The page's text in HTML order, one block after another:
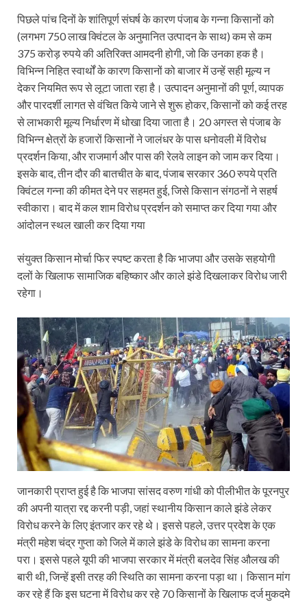
पिछले पांच दिनों के शांतिपूर्ण संघर्ष के कारण पंजाब के गन्ना किसानों को
(लगभग 750 लाख क्विंटल के अनुमानित उत्पादन के साथ) कम से कम
375 करोड़ रुपये की अतिरिक्त आमदनी होगी, जो कि उनका हक है।
विभिन्न निहित स्वार्थों के कारण किसानों को बाजार में उन्हें सही मूल्य न
देकर नियमित रूप से लूटा जाता रहा है। उत्पादन अनुमानों की पूर्ण, व्यापक
और पारदर्शी लागत से वंचित किये जाने से शुरू होकर, किसानों को कई तरह
से लाभकारी मूल्य निर्धारण में धोखा दिया जाता है। 20 अगस्त से पंजाब के
विभिन्न क्षेत्रों के हजारों किसानों ने जालंधर के पास धनोवली में विरोध
प्रदर्शन किया, और राजमार्ग और पास की रेलवे लाइन को जाम कर दिया।
इसके बाद, तीन दौर की बातचीत के बाद, पंजाब सरकार 360 रुपये प्रति
क्विंटल गन्ना की कीमत देने पर सहमत हुई, जिसे किसान संगठनों ने सहर्ष
स्वीकारा। बाद में कल शाम विरोध प्रदर्शन को समाप्त कर दिया गया और
आंदोलन स्थल खाली कर दिया गया
संयुक्त किसान मोर्चा फिर स्पष्ट करता है कि भाजपा और उसके सहयोगी
दलों के खिलाफ सामाजिक बहिष्कार और काले झंडे दिखलाकर विरोध जारी
रहेगा।
जानकारी प्राप्त हुई है कि भाजपा सांसद वरुण गांधी को पीलीभीत के पूरनपुर
की अपनी यात्रा रद्द करनी पड़ी, जहां स्थानीय किसान काले झंडे लेकर
विरोध करने के लिए इंतजार कर रहे थे। इससे पहले, उत्तर प्रदेश के एक
मंत्री महेश चंद्र गुप्ता को जिले में काले झंडे के विरोध का सामना करना
परा। इससे पहले यूपी की भाजपा सरकार में मंत्री बलदेव सिंह औलख की
बारी थी, जिन्हें इसी तरह की स्थिति का सामना करना पड़ा था। किसान मांग
कर रहे हैं कि इस घटना में विरोध कर रहे 70 किसानों के खिलाफ दर्ज मुकदमे